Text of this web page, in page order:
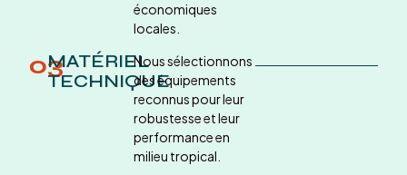
économiques
locales.
03MATÉRIEL
TECHNIQUE
Nous sélectionnons
des équipements
reconnus pour leur
robustesse et leur
performance en
milieu tropical.